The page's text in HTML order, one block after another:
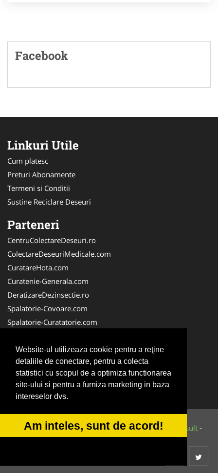
Website-ul utilizeaza cookie pentru a reţine
detaliile de conectare, pentru a colecta
statistici cu scopul de a optimiza functionarea
site-ului si pentru a furniza marketing in baza
intereselor dvs.
Am inteles, sunt de acord!
Facebook
Linkuri Utile
Cum platesc
Preturi Abonamente
Termeni si Conditii
Sustine Reciclare Deseuri
Parteneri
CentruColectareDeseuri.ro
ColectareDeseuriMedicale.com
CuratareHota.com
Curatenie-Generala.com
DeratizareDezinsectie.ro
Spalatorie-Covoare.com
Spalatorie-Curatatorie.com
FirmaDeratizare.ro
Service-Reparatii.com
Servicii-DDD.com
ServiciiAlpinism.ro
© 2014-2026 Powered byVilonMedia&Tokaido Consult -
ANPC SOL